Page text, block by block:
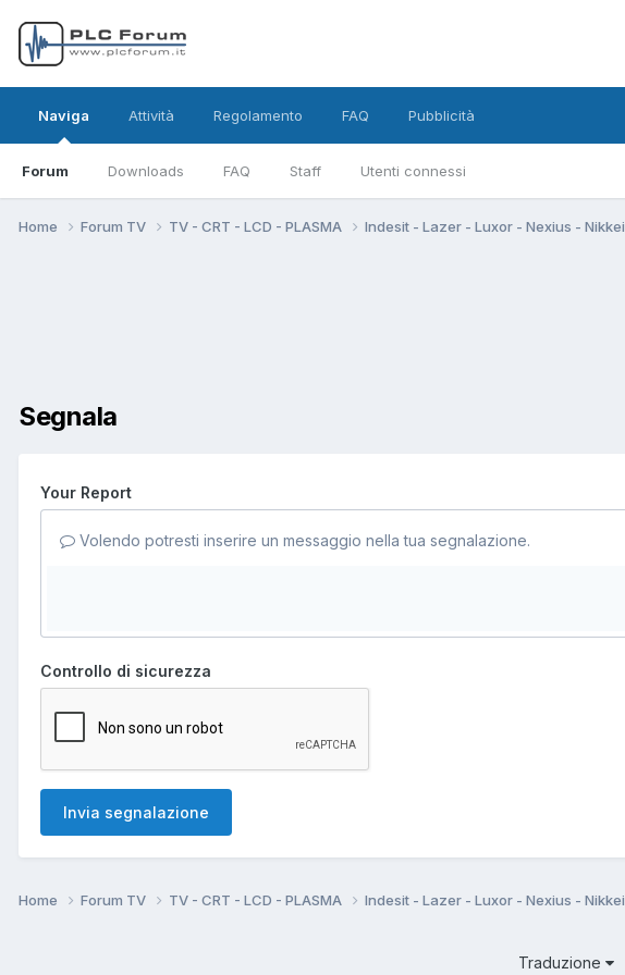
Naviga
Forum Downloads FAQ Staff Utenti connessi
Attività Regolamento FAQ Pubblicità
Home Forum TV TV - CRT - LCD - PLASMA Indesit - Lazer - Luxor - Nexius - Nikkei
Segnala
Your Report
Volendo potresti inserire un messaggio nella tua segnalazione.
Controllo di sicurezza
Invia segnalazione
Home Forum TV TV - CRT - LCD - PLASMA Indesit - Lazer - Luxor - Nexius - Nikkei
Traduzione